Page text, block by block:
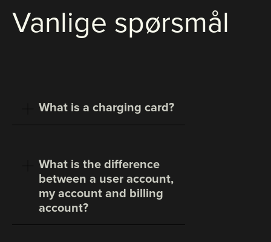
Vanlige spørsmål
What is a charging card?
What is the difference
between a user account,
my account and billing
account?